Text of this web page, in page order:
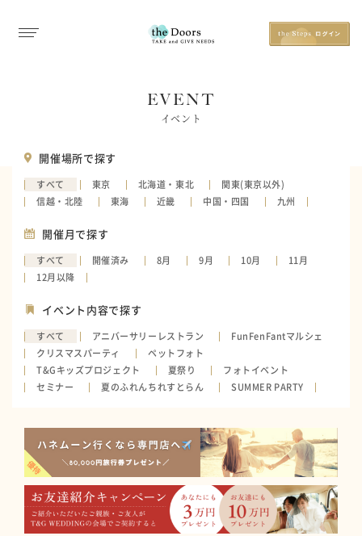
EVENT
イベント
開催場所で探す
すべて 東京 北海道・東北
関東(東京以外)
信越・北陸
東海 近畿 中国・四国 九州
開催月で探す
すべて 開催済み 8月 9月 10月
11月
12月以降
イベント内容で探す
すべて アニバーサリーレストラン
FunFenFantマルシェ
クリスマスパーティ
ペットフォト
T&Gキッズプロジェクト
夏祭り
フォトイベント
セミナー
夏のふれんちれすとらん SUMMER PARTY